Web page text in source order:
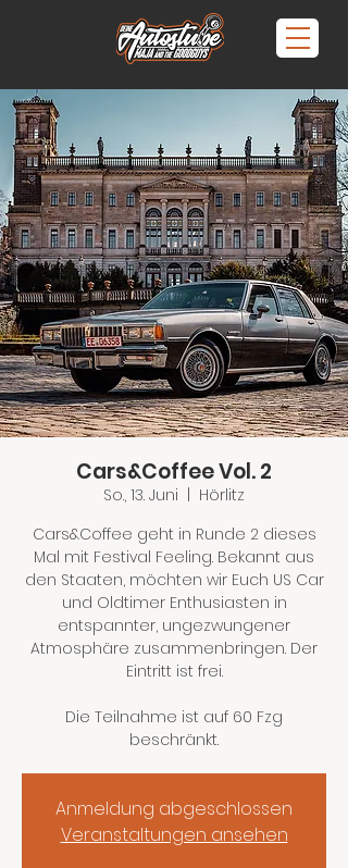
Cars&Coffee Vol. 2
So., 13. Juni
Hörlitz
Cars&Coffee geht in Runde 2 dieses
Mal mit Festival Feeling. Bekannt aus
den Staaten, möchten wir Euch US Car
und Oldtimer Enthusiasten in
entspannter, ungezwungener
Atmosphäre zusammenbringen. Der
Eintritt ist frei.
Die Teilnahme ist auf 60 Fzg
beschränkt.
Anmeldung abgeschlossen
Veranstaltungen ansehen